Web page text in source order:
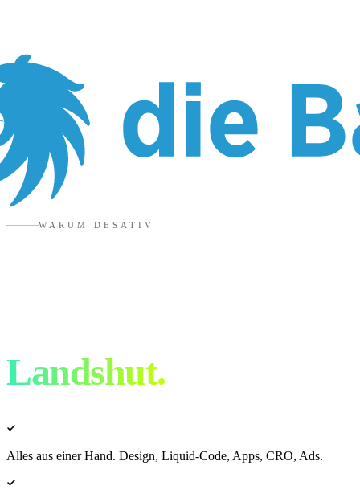
WARUM DESATIV
Landshut.
Alles aus einer Hand. Design, Liquid-Code, Apps, CRO, Ads.